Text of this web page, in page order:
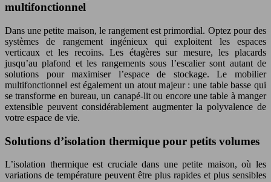
multifonctionnel
Dans une petite maison, le rangement est primordial. Optez pour des
systèmes de rangement ingénieux qui exploitent les espaces
verticaux et les recoins. Les étagères sur mesure, les placards
jusqu’au plafond et les rangements sous l’escalier sont autant de
solutions pour maximiser l’espace de stockage. Le mobilier
multifonctionnel est également un atout majeur : une table basse qui
se transforme en bureau, un canapé-lit ou encore une table à manger
extensible peuvent considérablement augmenter la polyvalence de
votre espace de vie.
Solutions d’isolation thermique pour petits volumes
L’isolation thermique est cruciale dans une petite maison, où les
variations de température peuvent être plus rapides et plus sensibles